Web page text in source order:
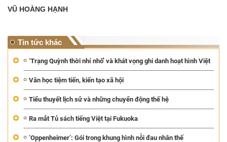
VŨ HOÀNG HẠNH
Tin tức khác
‘Trạng Quỳnh thời nhí nhố’ và khát vọng ghi danh hoạt hình Việt
Văn học tiệm tiến, kiến tạo xã hội
Tiểu thuyết lịch sử và những chuyển động thế hệ
Ra mắt Tủ sách tiếng Việt tại Fukuoka
‘Oppenheimer’: Gói trong khung hình nỗi đau nhân thế